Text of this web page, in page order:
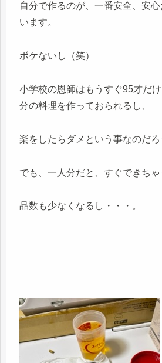
自分で作るのが、一番安全、安
います。
ボケないし（笑）
小学校の恩師はもうすぐ95才だ
分の料理を作っておられるし、
楽をしたらダメという事なのだ
でも、一人分だと、すぐできちゃ
品数も少なくなるし・・・。